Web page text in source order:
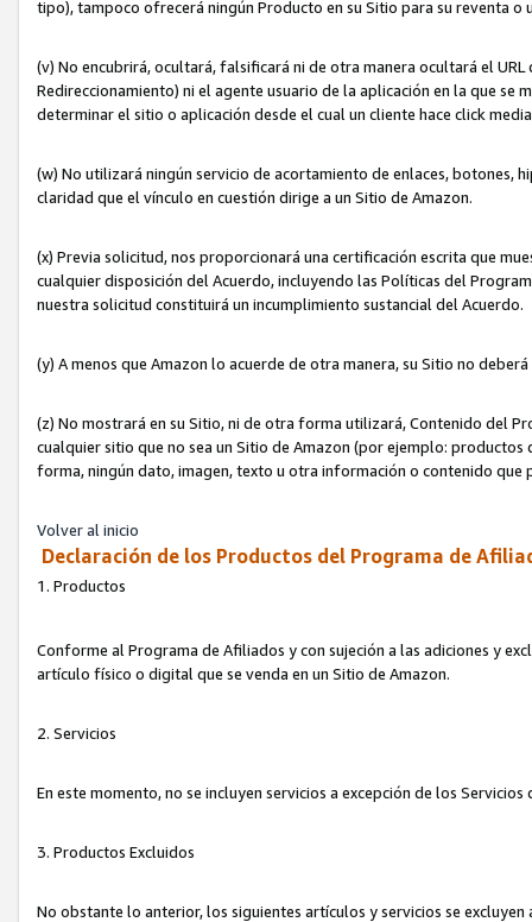
tipo), tampoco ofrecerá ningún Producto en su Sitio para su reventa o
(v) No encubrirá, ocultará, falsificará ni de otra manera ocultará el
Redireccionamiento) ni el agente usuario de la aplicación en la que
determinar el sitio o aplicación desde el cual un cliente hace click
(w) No utilizará ningún servicio de acortamiento de enlaces, botones,
claridad que el vínculo en cuestión dirige a un Sitio de Amazon.
(x) Previa solicitud, nos proporcionará una certificación escrita que
cualquier disposición del Acuerdo, incluyendo las Políticas del
nuestra solicitud constituirá un incumplimiento sustancial del Acuerdo.
(y) A menos que Amazon lo acuerde de otra manera, su Sitio no
(z) No mostrará en su Sitio, ni de otra forma utilizará, Contenido del
cualquier sitio que no sea un Sitio de Amazon (por ejemplo:
forma, ningún dato, imagen, texto u otra información o contenido
Volver al inicio
Declaración de los Productos del Programa de
1. Productos
Conforme al Programa de Afiliados y con sujeción a las adiciones y
artículo físico o digital que se venda en un Sitio de Amazon.
2. Servicios
En este momento, no se incluyen servicios a excepción de los
3. Productos Excluidos
No obstante lo anterior, los siguientes artículos y servicios se